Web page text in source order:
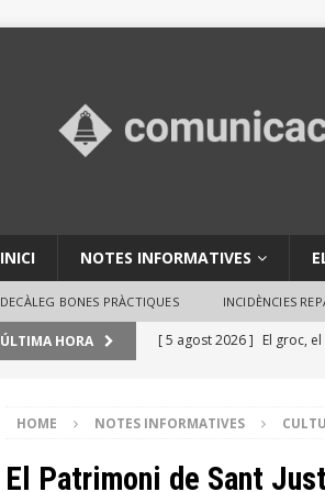
INICI NOTES INFORMATIVES
DECÀLEG BONES PRÀCTIQUES INCIDÈNCIES
ÚLTIMA HORA [ 5 agost 2026 ] El groc,
[ 31 juliol 2026 ]
El Parc
HOME NOTES INFORMATIVES
El Patrimoni de Sant